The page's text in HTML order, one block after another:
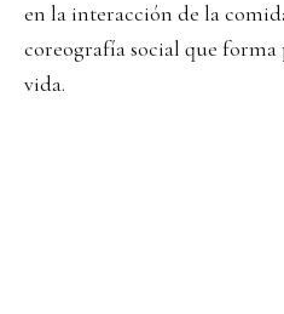
en la interacción de la
coreografía social que forma
vida.